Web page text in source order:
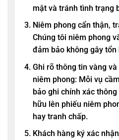
mật và tránh tình trạng
Niêm phong cẩn thận,
Chúng tôi niêm phong
đảm bảo không gây
Ghi rõ thông tin vàng
niêm phong: Mỗi vụ
bảo ghi chính xác
hữu lên phiếu niêm
hay tranh chấp.
Khách hàng ký xác